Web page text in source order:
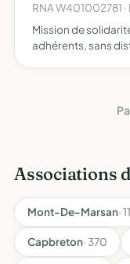
RNA W401002781
Mission de
adhérents, sans
Associations
Mont-De-Marsan·
Capbreton· 370